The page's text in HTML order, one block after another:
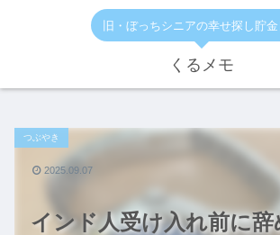
旧・ぼっちシニアの幸せ探し貯
くるメモ
インド人受け入れ前に
つぶやき
2025.09.07